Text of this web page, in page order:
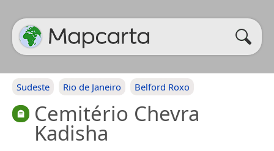
Sudeste Rio de Janeiro Belford Roxo
Cemitério Chevra
Kadisha